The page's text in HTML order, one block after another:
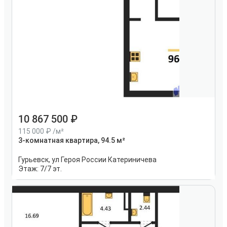
10 867 500
115 000
/м²
3-комнатная квартира, 94.5 м²
Гурьевск, ул Героя России Катериничева
Этаж: 7/7 эт.